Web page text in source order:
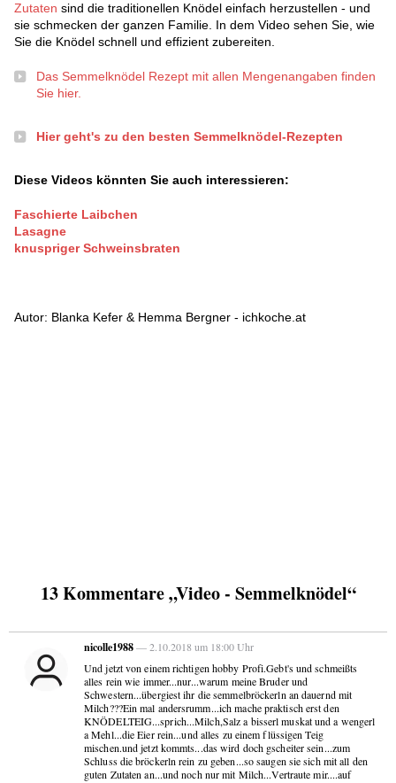
Zutaten sind die traditionellen Knödel einfach herzustellen - und
sie schmecken der ganzen Familie. In dem Video sehen Sie, wie
Sie die Knödel schnell und effizient zubereiten.
Das Semmelknödel Rezept mit allen Mengenangaben finden
Sie hier.
Hier geht's zu den besten Semmelknödel-Rezepten
Diese Videos könnten Sie auch interessieren:
Faschierte Laibchen
Lasagne
knuspriger Schweinsbraten
Autor: Blanka Kefer & Hemma Bergner - ichkoche.at
13 Kommentare „Video - Semmelknödel“
nicolle1988— 2.10.2018 um 18:00 Uhr
Und jetzt von einem richtigen hobby Profi.Gebt's und schmeißts
alles rein wie immer...nur...warum meine Bruder und
Schwestern...übergiest ihr die semmelbröckerln an dauernd mit
Milch???Ein mal andersrumm...ich mache praktisch erst den
KNÖDELTEIG...sprich...Milch,Salz a bisserl muskat und a wengerl
a Mehl...die Eier rein...und alles zu einem flüssigen Teig
mischen.und jetzt kommts...das wird doch gscheiter sein...zum
Schluss die bröckerln rein zu geben...so saugen sie sich mit all den
guten Zutaten an...und noch nur mit Milch...Vertraute mir....auf